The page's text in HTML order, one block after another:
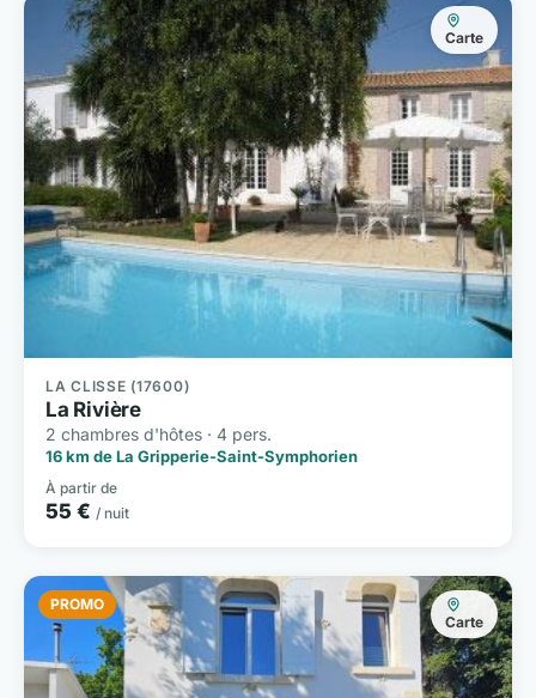
Carte
LA CLISSE (17600)
La Rivière
2 chambres d'hôtes · 4 pers.
16 km de La Gripperie-Saint-Symphorien
À partir de
55 € / nuit
PROMO
Carte